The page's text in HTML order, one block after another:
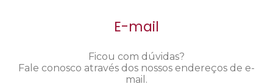
E-mail
Ficou com dúvidas?
Fale conosco através dos nossos endereços de e-
mail.